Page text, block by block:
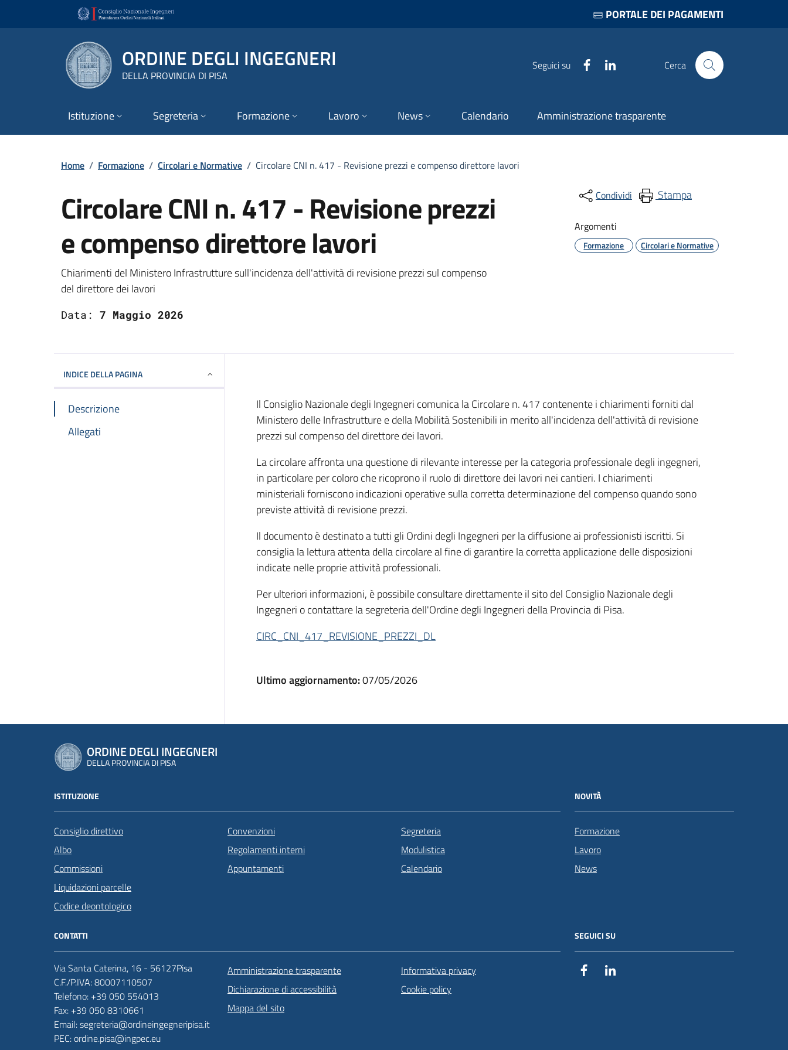
PORTALE DEI PAGAMENTI
ORDINE DEGLI INGEGNERI
DELLA PROVINCIA DI PISA
Seguici su Facebook Cerca
Istituzione Segreteria Formazione Lavoro News Calendario Amministrazione trasparente
Home / Formazione / Circolari e Normative / Circolare CNI n. 417 - Revisione prezzi e compenso direttore lavori
Circolare CNI n. 417 - Revisione prezzi
e compenso direttore lavori
Dettagli
Chiarimenti del Ministero Infrastrutture sull'incidenza dell'attività di revisione prezzi sul compenso
del direttore dei lavori
Data: 7 Maggio 2026
Condividi Stampa
Argomenti
Formazione Circolari e Normative
INDICE DELLA PAGINA
Descrizione
Allegati
Il Consiglio Nazionale degli Ingegneri comunica la Circolare n. 417 contenente i chiarimenti forniti dal
Ministero delle Infrastrutture e della Mobilità Sostenibili in merito all'incidenza dell'attività di revisione
prezzi sul compenso del direttore dei lavori.
La circolare affronta una questione di rilevante interesse per la categoria professionale degli ingegneri,
in particolare per coloro che ricoprono il ruolo di direttore dei lavori nei cantieri. I chiarimenti
ministeriali forniscono indicazioni operative sulla corretta determinazione del compenso quando sono
previste attività di revisione prezzi.
Il documento è destinato a tutti gli Ordini degli Ingegneri per la diffusione ai professionisti iscritti. Si
consiglia la lettura attenta della circolare al fine di garantire la corretta applicazione delle disposizioni
indicate nelle proprie attività professionali.
Per ulteriori informazioni, è possibile consultare direttamente il sito del Consiglio Nazionale degli
Ingegneri o contattare la segreteria dell'Ordine degli Ingegneri della Provincia di Pisa.
CIRC_CNI_417_REVISIONE_PREZZI_DL
Ultimo aggiornamento:07/05/2026
ORDINE DEGLI INGEGNERI
DELLA PROVINCIA DI PISA
ISTITUZIONE
Consiglio direttivo
Albo
Commissioni
Liquidazioni parcelle
Codice deontologico
Convenzioni
Regolamenti interni
Appuntamenti
Segreteria
Modulistica
Calendario
NOVITÀ
Formazione
Lavoro
News
CONTATTI
Via Santa Caterina, 16 - 56127Pisa
C.F./P.IVA: 80007110507
Telefono: +39 050 554013
Fax: +39 050 8310661
Email: segreteria@ordineingegneripisa.it
PEC: ordine.pisa@ingpec.eu
Amministrazione trasparente
Dichiarazione di accessibilità
Mappa del sito
Informativa privacy
Cookie policy
SEGUICI SU
Facebook